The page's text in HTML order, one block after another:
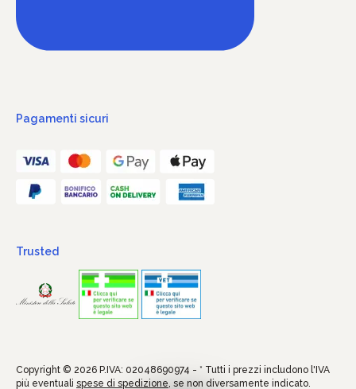
Pagamenti sicuri
Trusted
Copyright © 2026 P.IVA: 02048690974 - * Tutti i prezzi includono l'IVA
più eventuali spese di spedizione, se non diversamente indicato.